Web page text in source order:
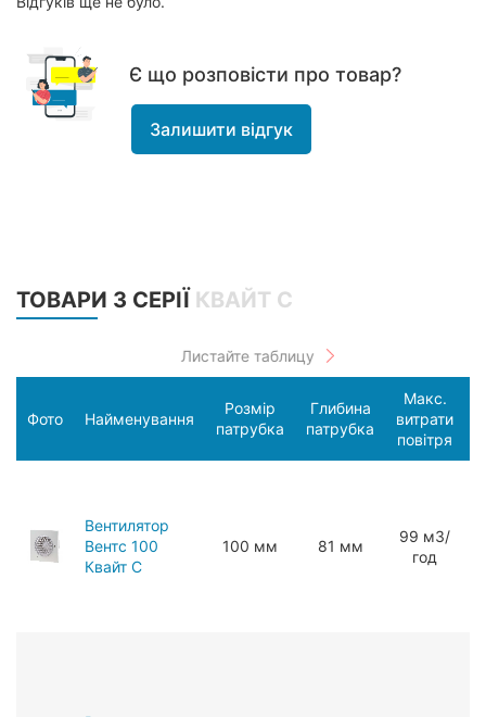
Є що розповісти про товар?
Залишити відгук
ТОВАРИ З СЕРІЇ КВАЙТ С
Фото Найменування
Розмір
патрубка
Глибина
патрубка
Макс.
витрати
повітря
Вентилятор
Вентс 100
Квайт С
100 мм 81 мм
99 мЗ/
год